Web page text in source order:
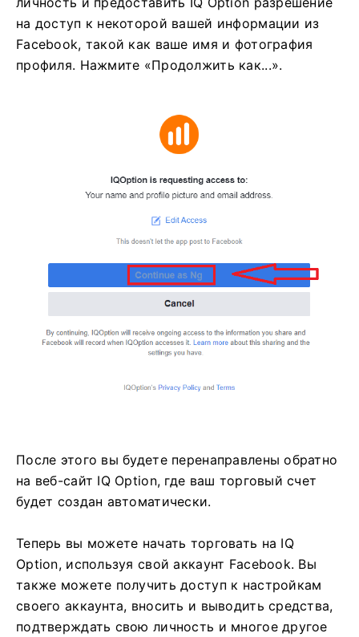
на доступ к некоторой вашей информации из
Facebook, такой как ваше имя и фотография
профиля. Нажмите «Продолжить как...».
После этого вы будете перенаправлены обратно
на веб-сайт IQ Option, где ваш торговый счет
будет создан автоматически.
Теперь вы можете начать торговать на IQ
Option, используя свой аккаунт Facebook. Вы
также можете получить доступ к настройкам
своего аккаунта, вносить и выводить средства,
подтверждать свою личность и многое другое